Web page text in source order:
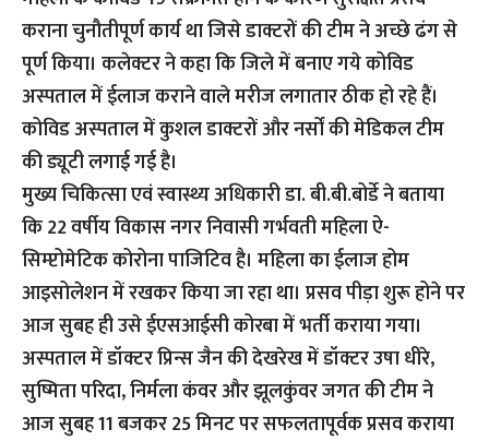
कराना चुनौतीपूर्ण कार्य था जिसे डाक्टरों की टीम ने अच्छे ढंग से
पूर्ण किया। कलेक्टर ने कहा कि जिले में बनाए गये कोविड
अस्पताल में ईलाज कराने वाले मरीज लगातार ठीक हो रहे हैं।
कोविड अस्पताल में कुशल डाक्टरों और नर्सों की मेडिकल टीम
की ड्यूटी लगाई गई है।
मुख्य चिकित्सा एवं स्वास्थ्य अधिकारी डा. बी.बी.बोर्डे ने बताया
कि 22 वर्षीय विकास नगर निवासी गर्भवती महिला ऐ-
सिम्प्टोमेटिक कोरोना पाजिटिव है। महिला का ईलाज होम
आइसोलेशन में रखकर किया जा रहा था। प्रसव पीड़ा शुरू होने पर
आज सुबह ही उसे ईएसआईसी कोरबा में भर्ती कराया गया।
अस्पताल में डॉक्टर प्रिन्स जैन की देखरेख में डॉक्टर उषा धीरे,
सुष्मिता परिदा, निर्मला कंवर और झूलकुंवर जगत की टीम ने
आज सुबह 11 बजकर 25 मिनट पर सफलतापूर्वक प्रसव कराया